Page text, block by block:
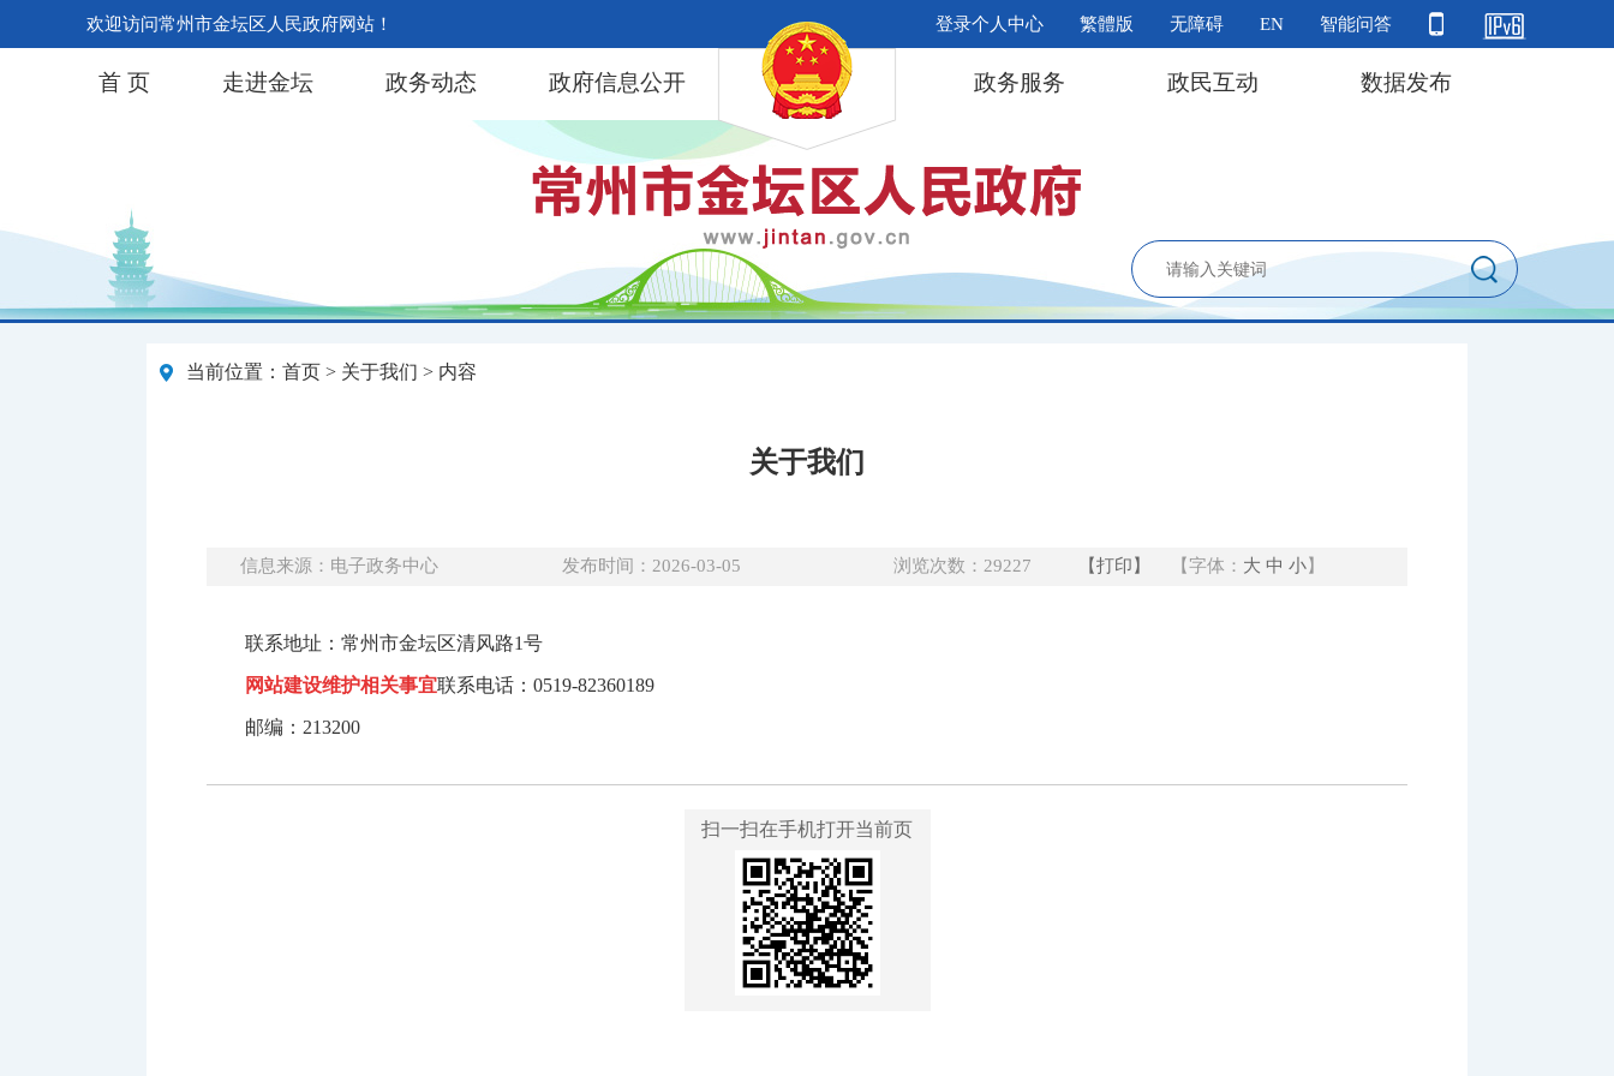
欢迎访问常州市金坛区人民政府网站！ 登录个人中心 繁體版 无障碍 EN 智能问答
首 页 走进金坛 政务动态 政府信息公开 政务服务 政民互动 数据发布
当前位置： 首页 > 关于我们 > 内容
关于我们
信息来源：电子政务中心 发布时间：2026-03-05 浏览次数： 29227 【打印】 【字体： 大 中 小】
联系地址：常州市金坛区清风路1号
网站建设维护相关事宜联系电话：0519-82360189
邮编：213200
扫一扫在手机打开当前页